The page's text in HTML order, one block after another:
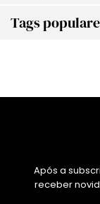
Tags
Após a
receber